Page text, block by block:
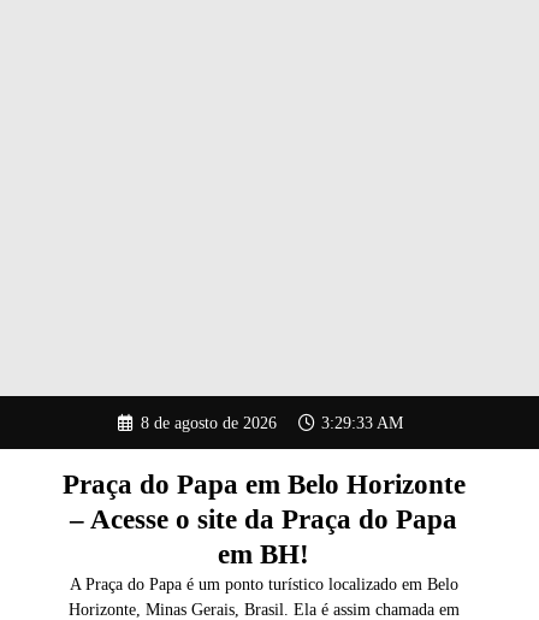
o
8 de agosto de 2026 3:29:34 AM
Praça do Papa em Belo Horizonte
– Acesse o site da Praça do Papa
em BH!
A Praça do Papa é um ponto turístico localizado em Belo
Horizonte, Minas Gerais, Brasil. Ela é assim chamada em